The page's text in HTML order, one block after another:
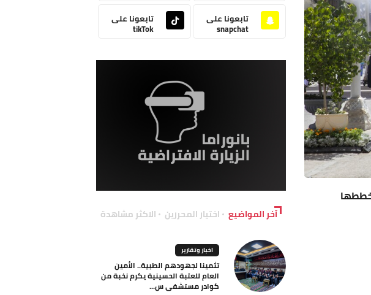
خططها
تابعونا على
snapchat
تابعونا على
tikTok
آخر المواضيع اختيار المحررين الاكثر مشاهدة
اخبار وتقارير
تثمينا لجهودهم الطبية.. الأمين
العام للعتبة الحسينية يكرم نخبة من
كوادر مستشفى س...